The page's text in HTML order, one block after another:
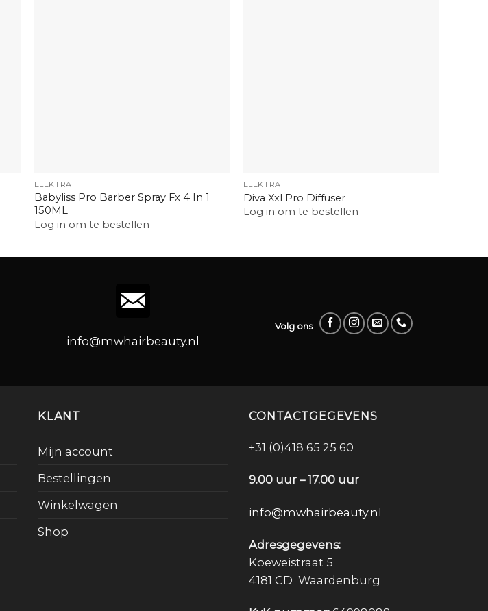
ELEKTRA
Babyliss Pro Barber Spray Fx 4 In 1
150ML
Log in om te bestellen
ELEKTRA
Diva Xxl Pro Diffuser
Log in om te bestellen
info@mwhairbeauty.nl
Volg ons
KLANT
Mijn account
Bestellingen
Winkelwagen
Shop
CONTACTGEGEVENS
+31 (0)418 65 25 60
9.00 uur – 17.00 uur
info@mwhairbeauty.nl
Adresgegevens:
Koeweistraat 5
4181 CD Waardenburg